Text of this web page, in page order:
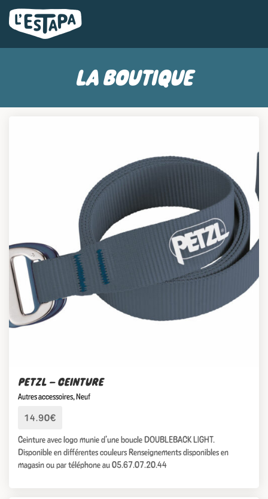
LA BOUTIQUE
PETZL – CEINTURE
Autres accessoires,Neuf
14.90€
Ceinture avec logo munie d’une boucle DOUBLEBACK LIGHT.
Disponible en différentes couleurs Renseignements disponibles en
magasin ou par téléphone au 05.67.07.20.44